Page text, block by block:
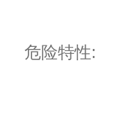
危险特性: